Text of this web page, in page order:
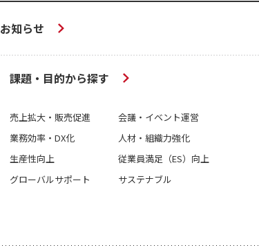
お知らせ
課題・目的から探す
売上拡大・販売促進
業務効率・DX化
生産性向上
グローバルサポート
会議・イベント運営
人材・組織力強化
従業員満足（ES）向上
サステナブル